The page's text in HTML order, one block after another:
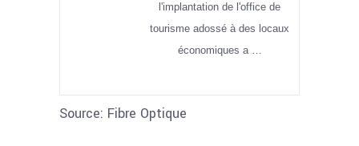
l'implantation de l'office de
tourisme adossé à des locaux
économiques a …
Source: Fibre Optique